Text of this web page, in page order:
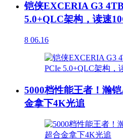
铠侠EXCERIA G3
5.0+QLC架构，读速
8 06.16
5000档性能王者！瀚
金拿下4K光追